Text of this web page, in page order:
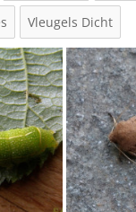
Vleugels Dicht